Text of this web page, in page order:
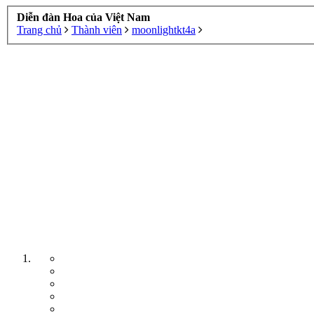
Diễn đàn Hoa của Việt Nam
Trang chủ
Thành viên moonlightkt4a